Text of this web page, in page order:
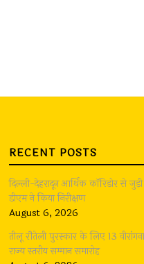
RECENT POSTS
दिल्ली-देहरादून आर्थिक कॉरिडोर से
डीएम ने किया निरीक्षण
August 6, 2026
तीलू रौतेली पुरस्कार के लिए 13
राज्य स्तरीय सम्मान समारोह